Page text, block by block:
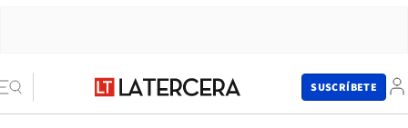
SUSCRÍBETE